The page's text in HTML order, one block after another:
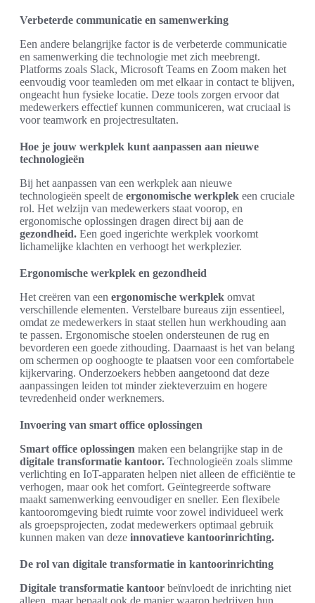
Verbeterde communicatie en samenwerking
Een andere belangrijke factor is de verbeterde communicatie
en samenwerking die technologie met zich meebrengt.
Platforms zoals Slack, Microsoft Teams en Zoom maken het
eenvoudig voor teamleden om met elkaar in contact te blijven,
ongeacht hun fysieke locatie. Deze tools zorgen ervoor dat
medewerkers effectief kunnen communiceren, wat cruciaal is
voor teamwork en projectresultaten.
Hoe je jouw werkplek kunt aanpassen aan nieuwe
technologieën
Bij het aanpassen van een werkplek aan nieuwe
technologieën speelt de ergonomische werkplek een cruciale
rol. Het welzijn van medewerkers staat voorop, en
ergonomische oplossingen dragen direct bij aan de
gezondheid. Een goed ingerichte werkplek voorkomt
lichamelijke klachten en verhoogt het werkplezier.
Ergonomische werkplek en gezondheid
Het creëren van een ergonomische werkplek omvat
verschillende elementen. Verstelbare bureaus zijn essentieel,
omdat ze medewerkers in staat stellen hun werkhouding aan
te passen. Ergonomische stoelen ondersteunen de rug en
bevorderen een goede zithouding. Daarnaast is het van belang
om schermen op ooghoogte te plaatsen voor een comfortabele
kijkervaring. Onderzoekers hebben aangetoond dat deze
aanpassingen leiden tot minder ziekteverzuim en hogere
tevredenheid onder werknemers.
Invoering van smart office oplossingen
Smart office oplossingen maken een belangrijke stap in de
digitale transformatie kantoor. Technologieën zoals slimme
verlichting en IoT-apparaten helpen niet alleen de efficiëntie te
verhogen, maar ook het comfort. Geïntegreerde software
maakt samenwerking eenvoudiger en sneller. Een flexibele
kantooromgeving biedt ruimte voor zowel individueel werk
als groepsprojecten, zodat medewerkers optimaal gebruik
kunnen maken van deze innovatieve kantoorinrichting.
De rol van digitale transformatie in kantoorinrichting
Digitale transformatie kantoor beïnvloedt de inrichting niet
alleen, maar bepaalt ook de manier waarop bedrijven hun